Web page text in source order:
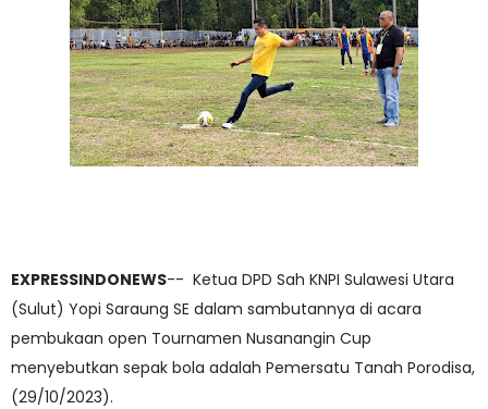
EXPRESSINDONEWS-- Ketua DPD Sah KNPI Sulawesi Utara
(Sulut) Yopi Saraung SE dalam sambutannya di acara
pembukaan open Tournamen Nusanangin Cup
menyebutkan sepak bola adalah Pemersatu Tanah Porodisa,
(29/10/2023).